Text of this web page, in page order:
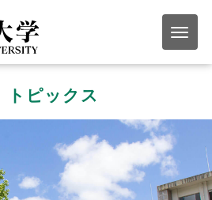
トピックス